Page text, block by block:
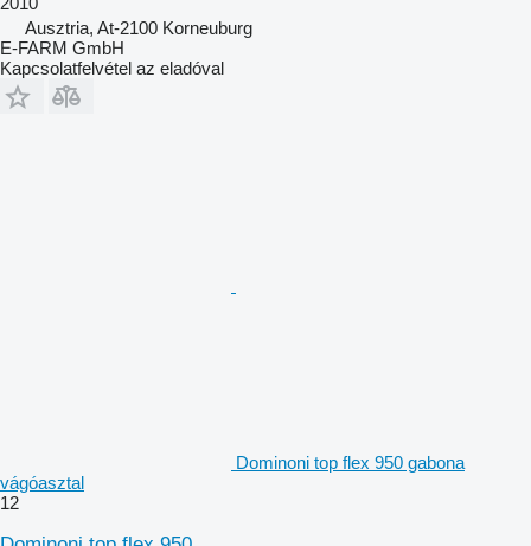
Ausztria, At-2100 Korneuburg
E-FARM GmbH
Kapcsolatfelvétel az eladóval
Dominoni top flex 950 gabona
vágóasztal
12